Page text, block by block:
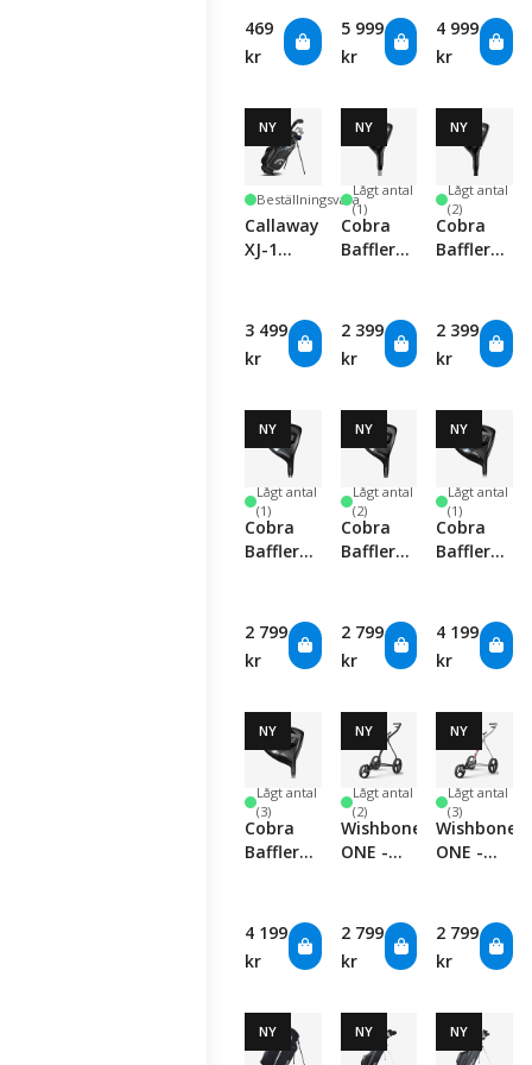
60" -
Black
469
kr
Complete
5 999
kr
Complete
4 999
kr
NY
Beställningsvara
Callaway
XJ-1
Complete
Set
3 499
kr
NY
Lågt antal
(1)
Cobra
Baffler
2 399
kr
NY
Lågt antal
(2)
Cobra
Baffler
2 399
kr
NY
Lågt antal
(1)
Cobra
Baffler
2 799
kr
NY
Lågt antal
(2)
Cobra
Baffler
2 799
kr
NY
Lågt antal
(1)
Cobra
Baffler
Women's
4 199
kr
NY
Lågt antal
(3)
Cobra
Baffler
4 199
kr
NY
Lågt antal
(2)
Wishbone
ONE -
2 799
kr
NY
Lågt antal
(3)
Wishbone
ONE -
2 799
kr
NY NY NY